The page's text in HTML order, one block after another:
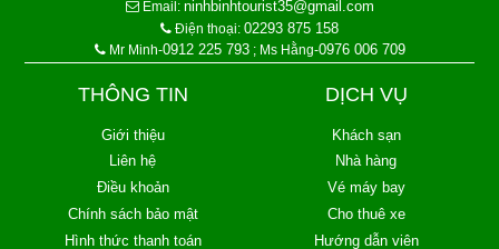
Email: ninhbinhtourist35@gmail.com
Điện thoại: 02293 875 158
Mr Minh-0912 225 793; Ms Hằng-0976 006 709
THÔNG TIN
Giới thiệu
Liên hệ
Điều khoản
Chính sách bảo mật
Hình thức thanh toán
DỊCH VỤ
Khách sạn
Nhà hàng
Vé máy bay
Cho thuê xe
Hướng dẫn viên